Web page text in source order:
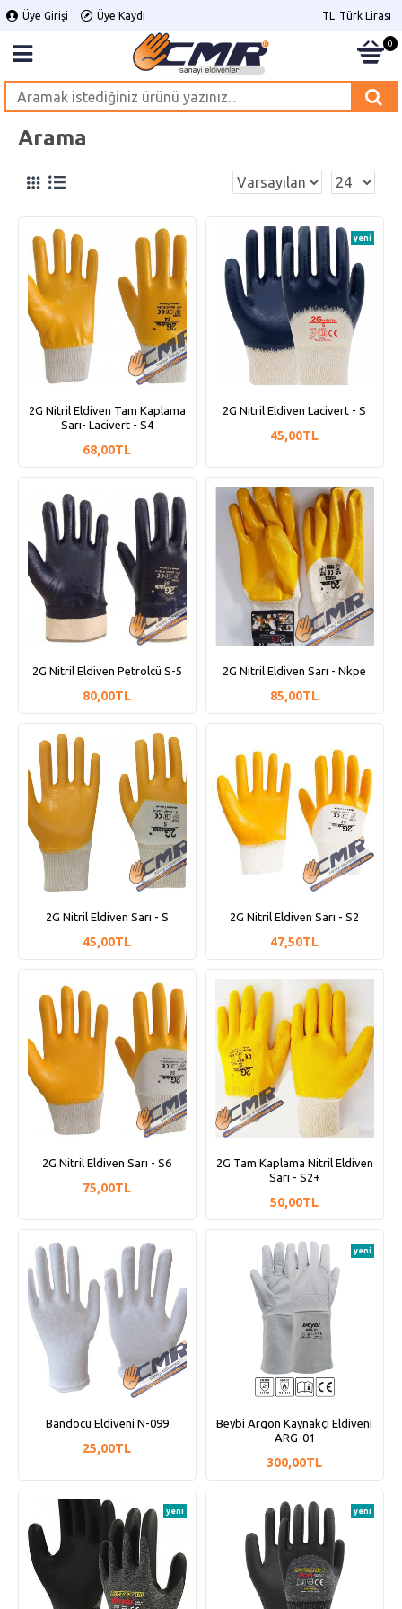
Üye Girişi Üye Kaydı TL Türk Lirası
0
Arama
2G Nitril Eldiven Tam Kaplama
Sarı- Lacivert - S4
68,00TL
yeni
2G Nitril Eldiven Lacivert - S
45,00TL
2G Nitril Eldiven Petrolcü S-5
80,00TL
2G Nitril Eldiven Sarı - Nkpe
85,00TL
2G Nitril Eldiven Sarı - S
45,00TL
2G Nitril Eldiven Sarı - S2
47,50TL
2G Nitril Eldiven Sarı - S6
75,00TL
2G Tam Kaplama Nitril Eldiven
Sarı - S2+
50,00TL
Bandocu Eldiveni N-099
25,00TL
yeni
Beybi Argon Kaynakçı Eldiveni
ARG-01
300,00TL
yeni yeni